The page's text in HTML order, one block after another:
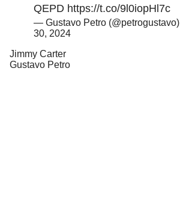
QEPD https://t.co/9l0iopHl7c
— Gustavo Petro (@petrogustavo)
30, 2024
Jimmy Carter
Gustavo Petro